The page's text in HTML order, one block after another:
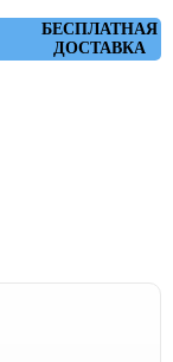
БЕСПЛАТНАЯ
ДОСТАВКА